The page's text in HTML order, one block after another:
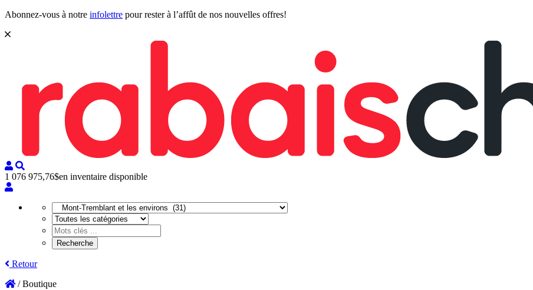
Abonnez-vous à notre infolettre pour rester à l’affût de nos nouvelles offres!
1 076 975,76$en inventaire disponible
Retour
/Boutique